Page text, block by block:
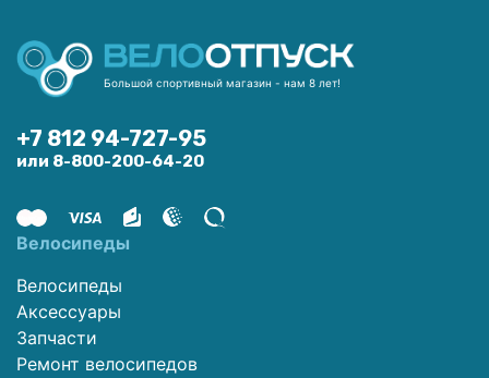
Большой спортивный магазин - нам 8 лет!
+7 812 94-727-95
или 8-800-200-64-20
Велосипеды
Велосипеды
Аксессуары
Запчасти
Ремонт велосипедов